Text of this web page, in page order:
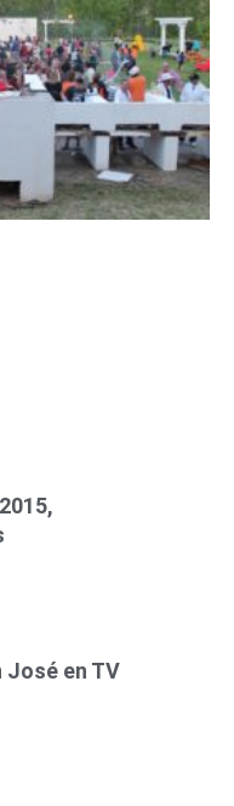
José en TV
n
a
n
a
n
a